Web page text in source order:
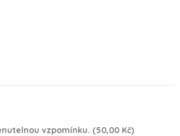
vzpomínku. (50,00 Kč)